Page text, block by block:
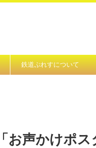
鉄道ぷれすについて
お声かけポス